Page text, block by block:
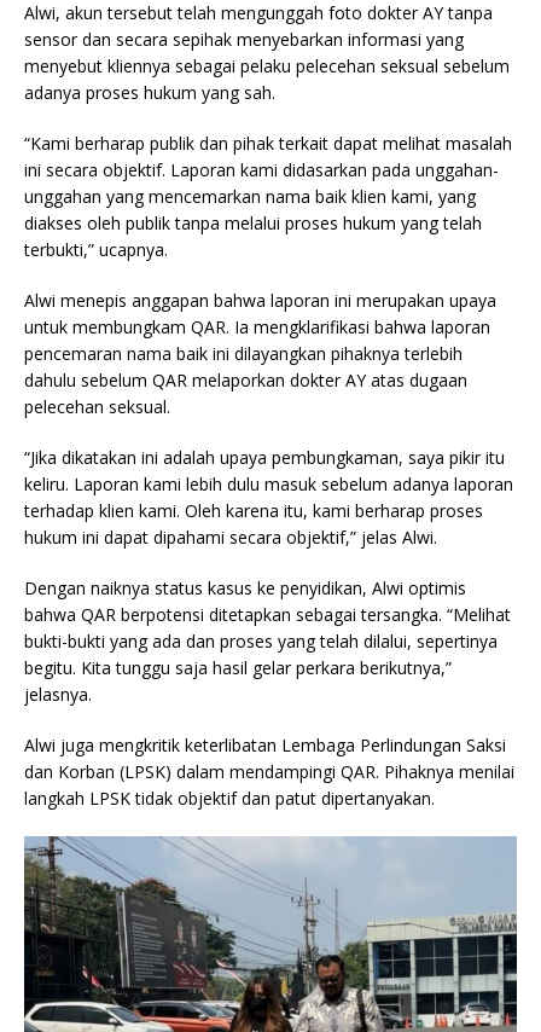
Alwi, akun tersebut telah mengunggah foto dokter AY tanpa
sensor dan secara sepihak menyebarkan informasi yang
menyebut kliennya sebagai pelaku pelecehan seksual sebelum
adanya proses hukum yang sah.
“Kami berharap publik dan pihak terkait dapat melihat masalah
ini secara objektif. Laporan kami didasarkan pada unggahan-
unggahan yang mencemarkan nama baik klien kami, yang
diakses oleh publik tanpa melalui proses hukum yang telah
terbukti,” ucapnya.
Alwi menepis anggapan bahwa laporan ini merupakan upaya
untuk membungkam QAR. Ia mengklarifikasi bahwa laporan
pencemaran nama baik ini dilayangkan pihaknya terlebih
dahulu sebelum QAR melaporkan dokter AY atas dugaan
pelecehan seksual.
“Jika dikatakan ini adalah upaya pembungkaman, saya pikir itu
keliru. Laporan kami lebih dulu masuk sebelum adanya laporan
terhadap klien kami. Oleh karena itu, kami berharap proses
hukum ini dapat dipahami secara objektif,” jelas Alwi.
Dengan naiknya status kasus ke penyidikan, Alwi optimis
bahwa QAR berpotensi ditetapkan sebagai tersangka. “Melihat
bukti-bukti yang ada dan proses yang telah dilalui, sepertinya
begitu. Kita tunggu saja hasil gelar perkara berikutnya,”
jelasnya.
Alwi juga mengkritik keterlibatan Lembaga Perlindungan Saksi
dan Korban (LPSK) dalam mendampingi QAR. Pihaknya menilai
langkah LPSK tidak objektif dan patut dipertanyakan.